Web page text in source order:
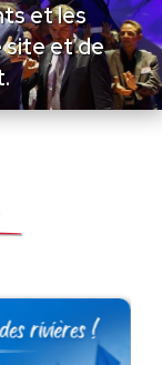
et les
et de